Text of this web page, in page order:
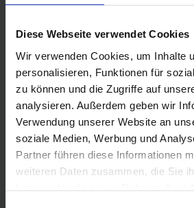
Diese Webseite verwendet Cookies
Wir verwenden Cookies, um Inhalte
personalisieren, Funktionen für
zu können und die Zugriffe auf
analysieren. Außerdem geben wir
Verwendung unserer Website an
soziale Medien, Werbung und
Partner führen diese Informationen
weiteren Daten zusammen, die Sie
haben oder die sie im Rahmen Ihrer
Naast de kwaliteit van de binnen-
de binnenband namelijk effectief
beschadigingen, bijvoorbeeld door
metaalbramen in de velg. Dit
van de spaakgaten af.
DETAILS /